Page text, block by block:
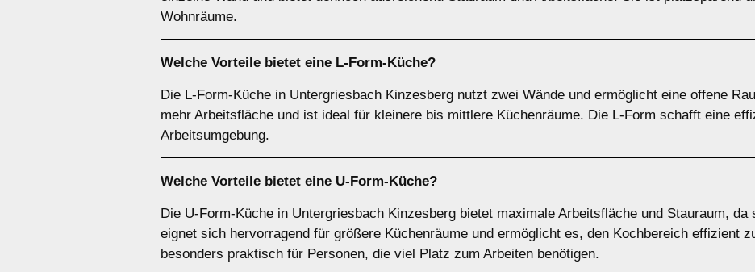
Wohnräume.
Welche Vorteile bietet eine L-Form-Küche?
Die L-Form-Küche in Untergriesbach Kinzesberg nutzt zwei Wände und ermöglicht eine offene
mehr Arbeitsfläche und ist ideal für kleinere bis mittlere Küchenräume. Die L-Form schafft eine
Arbeitsumgebung.
Welche Vorteile bietet eine U-Form-Küche?
Die U-Form-Küche in Untergriesbach Kinzesberg bietet maximale Arbeitsfläche und Stauraum, da
eignet sich hervorragend für größere Küchenräume und ermöglicht es, den Kochbereich effizient
besonders praktisch für Personen, die viel Platz zum Arbeiten benötigen.